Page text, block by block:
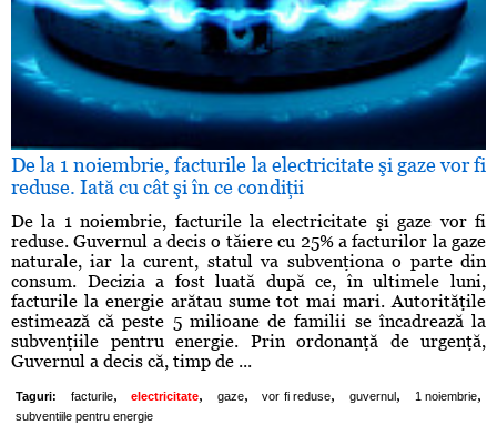
De la 1 noiembrie, facturile la electricitate şi gaze vor fi
reduse. Iată cu cât şi în ce condiţii
De la 1 noiembrie, facturile la electricitate şi gaze vor fi
reduse. Guvernul a decis o tăiere cu 25% a facturilor la gaze
naturale, iar la curent, statul va subvenţiona o parte din
consum. Decizia a fost luată după ce, în ultimele luni,
facturile la energie arătau sume tot mai mari. Autorităţile
estimează că peste 5 milioane de familii se încadrează la
subvenţiile pentru energie. Prin ordonanţă de urgenţă,
Guvernul a decis că, timp de ...
Taguri: facturile, electricitate, gaze, vor fi reduse, guvernul, 1 noiembrie,
subventiile pentru energie